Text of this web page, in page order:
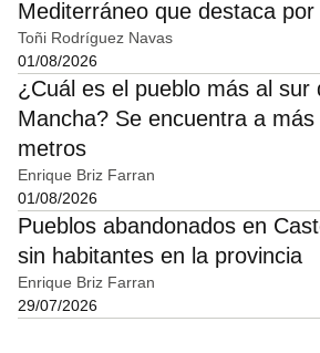
Mediterráneo que destaca
Toñi Rodríguez Navas
01/08/2026
¿Cuál es el pueblo más al sur
Mancha? Se encuentra a
metros
Enrique Briz Farran
01/08/2026
Pueblos abandonados en
sin habitantes en la provincia
Enrique Briz Farran
29/07/2026